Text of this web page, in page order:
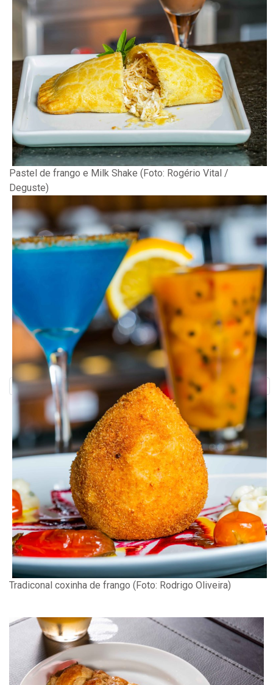
Pastel de frango e Milk Shake (Foto: Rogério Vital /
Deguste)
Tradiconal coxinha de frango (Foto: Rodrigo Oliveira)